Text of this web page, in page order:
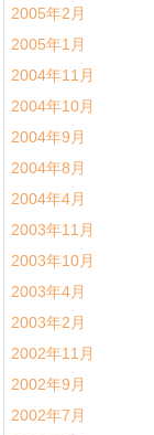
2005年2月
2005年1月
2004年11月
2004年10月
2004年9月
2004年8月
2004年4月
2003年11月
2003年10月
2003年4月
2003年2月
2002年11月
2002年9月
2002年7月